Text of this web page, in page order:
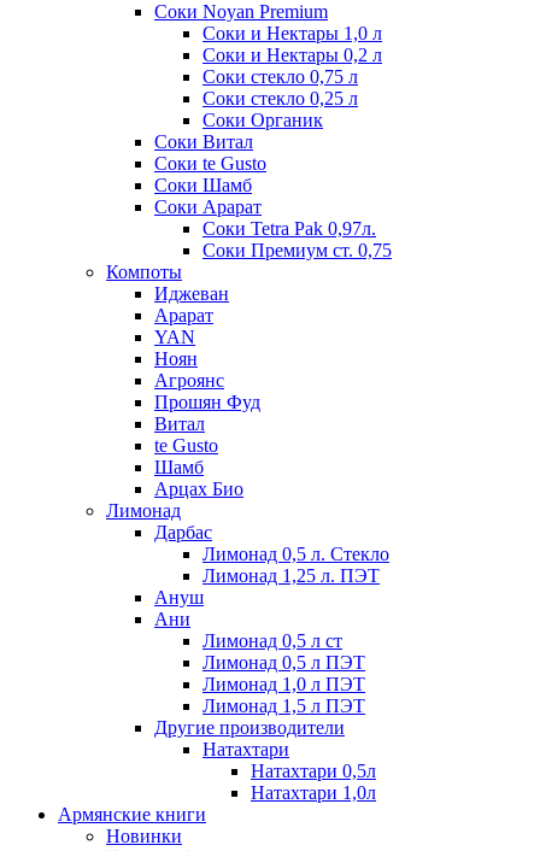
Соки Noyan Premium
Соки и Нектары 1,0 л
Соки и Нектары 0,2 л
Соки стекло 0,75 л
Соки стекло 0,25 л
Соки Органик
Соки Витал
Соки te Gusto
Соки Шамб
Соки Арарат
Соки Tetra Pak 0,97л.
Соки Премиум ст. 0,75
Компоты
Иджеван
Арарат
YAN
Ноян
Агроянс
Прошян Фуд
Витал
te Gusto
Шамб
Арцах Био
Лимонад
Дарбас
Лимонад 0,5 л. Стекло
Лимонад 1,25 л. ПЭТ
Ануш
Ани
Лимонад 0,5 л ст
Лимонад 0,5 л ПЭТ
Лимонад 1,0 л ПЭТ
Лимонад 1,5 л ПЭТ
Другие производители
Натахтари
Натахтари 0,5л
Натахтари 1,0л
Армянские книги
Новинки